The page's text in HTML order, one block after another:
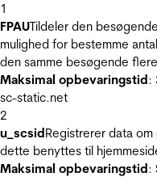
1
FPAUTildeler den
mulighed for bestemme
den samme besøgende
Maksimal opbevaringstid:
sc-static.net
2
u_scsidRegistrerer data
dette benyttes til
Maksimal opbevaringstid: